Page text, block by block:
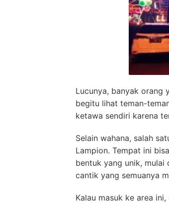
Lucunya, banyak orang
begitu lihat teman-
ketawa sendiri karena
Selain wahana, salah
Lampion. Tempat ini
bentuk yang unik, mulai
cantik yang semuanya
Kalau masuk ke area